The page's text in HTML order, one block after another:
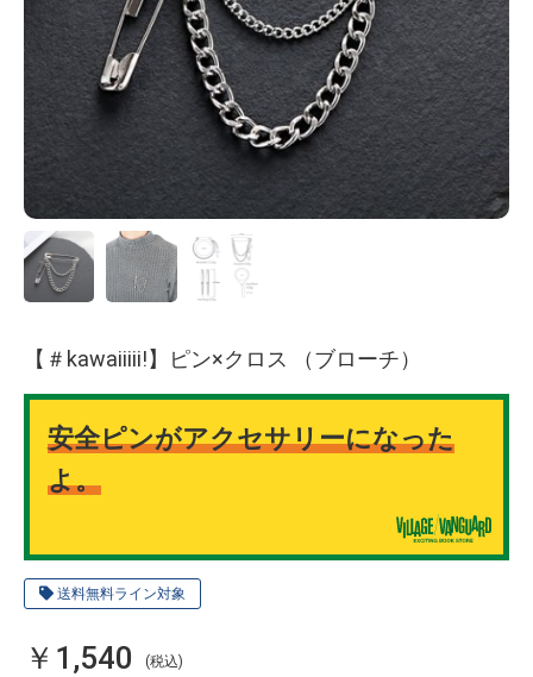
送料無料ライン対象
【＃kawaiiiii!】ピン×クロス （ブローチ）
安全ピンがアクセサリーになった
よ。
￥1,540 (税込)